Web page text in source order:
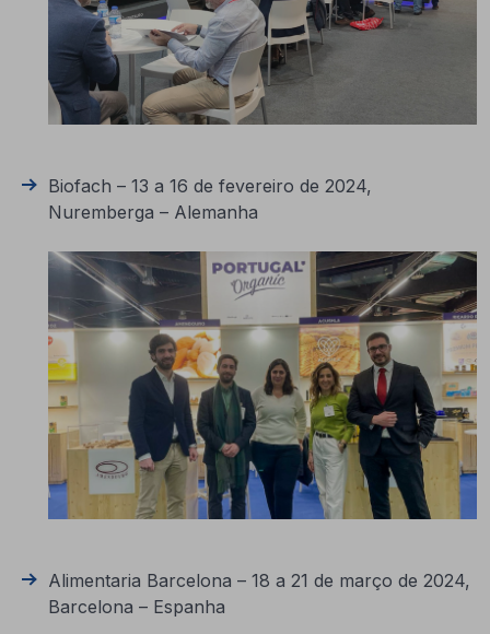
Biofach – 13 a 16 de fevereiro de 2024,
Nuremberga – Alemanha
Alimentaria Barcelona – 18 a 21 de março de 2024,
Barcelona – Espanha